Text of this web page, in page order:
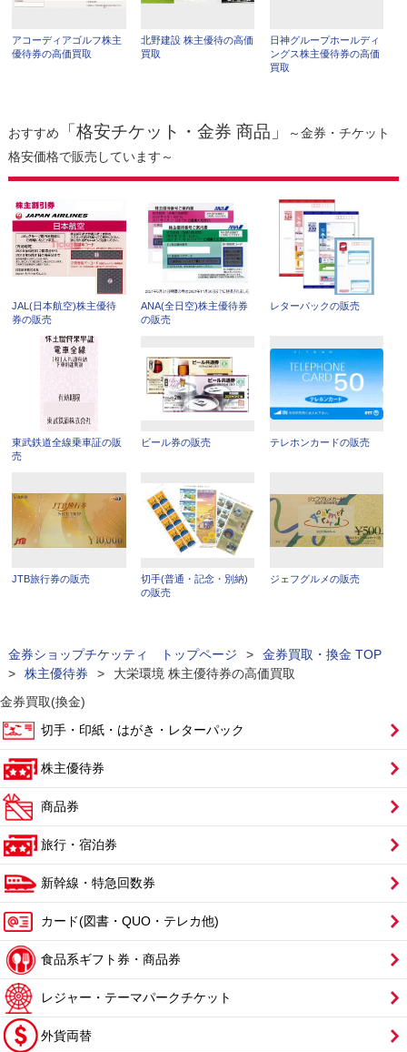
アコーディアゴルフ株主
優待券の高価買取
北野建設 株主優待の高価
買取
日神グループホールディ
ングス株主優待券の高価
買取
おすすめ 「格安チケット・金券 商品」
～金券・チケット
格安価格で販売しています～
JAL(日本航空)株主優待
券の販売
ANA(全日空)株主優待券
の販売
レターパックの販売
東武鉄道全線乗車証の販
売
ビール券の販売 テレホンカードの販売
JTB旅行券の販売
切手(普通・記念・別納)
の販売
ジェフグルメの販売
金券ショップチケッティ トップページ >
金券買取・換金 TOP
>
株主優待券 >
大栄環境 株主優待券の高価買取
金券買取(換金)
切手・印紙・はがき・レターパック
株主優待券
商品券
旅行・宿泊券
新幹線・特急回数券
カード(図書・QUO・テレカ他)
食品系ギフト券・商品券
レジャー・テーマパークチケット
外貨両替